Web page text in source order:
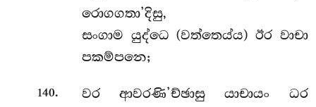
රොගගතා’දිසු,
සංගාම යුද්ධෙ (වත්තෙය්ය) ඊර වාචා
පකම්පනෙ;
140.
වර ආවරණි’ච්ඡාසු යාචායං ධර